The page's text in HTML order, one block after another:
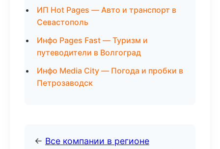
ИП Hot Pages — Авто и транспорт в
Севастополь
Инфо Pages Fast — Туризм и
путеводители в Волгоград
Инфо Media City — Погода и пробки в
Петрозаводск
← Все компании в регионе